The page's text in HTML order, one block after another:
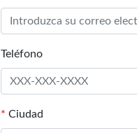
Teléfono
* Ciudad